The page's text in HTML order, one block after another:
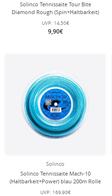
Solinco Tennissaite Tour Bite
Diamond Rough (Spin+Haltbarkeit)
silber 12m Set
UVP: 14,50€
9,90€
Solinco
Solinco Tennissaite Mach-10
(Haltbarkeit+Power) blau 200m Rolle
UVP: 169,90€